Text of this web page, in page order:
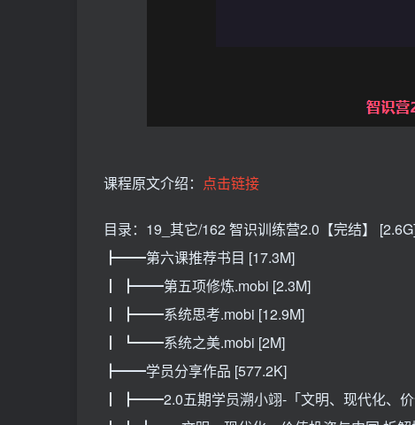
课程原文介绍： 点击链接
目录：19_其它/162 智识训练营2.0【完结】
┣━━第六课推荐书目 [17.3M]
┃ ┣━━第五项修炼.mobi [2.3M]
┃ ┣━━系统思考.mobi [12.9M]
┃ ┗━━系统之美.mobi [2M]
┣━━学员分享作品 [577.2K]
┃ ┣━━2.0五期学员溯小翊-「文明、现代化、价